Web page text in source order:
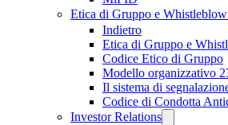
Etica di Gruppo e
Indietro
Etica di Gruppo e
Codice Etico di Gruppo
Modello organizzativo
Il sistema di
Codice di Condotta
Investor Relations